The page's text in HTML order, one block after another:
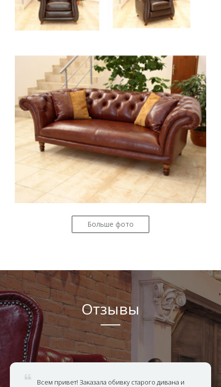
Больше фото
Отзывы
Всем привет! Заказала обивку старого дивана и